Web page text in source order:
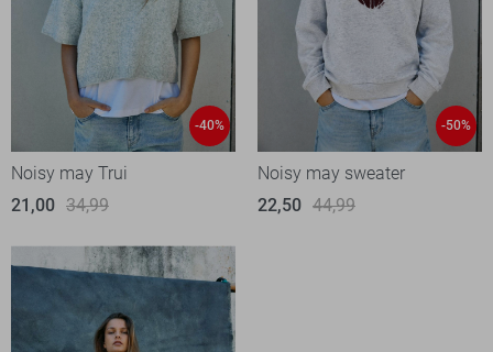
-40%
Noisy may Trui
21,00 34,99
-50%
Noisy may sweater
22,50 44,99